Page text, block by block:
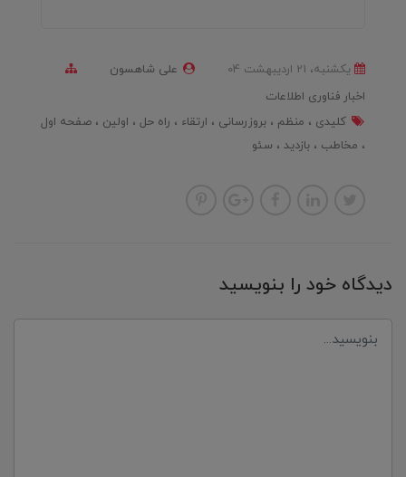
یکشنبه، 21 ارديبهشت 04
علی شاهسون
اخبار فناوری اطلاعات
کلیدی
منظم بروزرسانی ارتقاء راه حل اولین
صفحه اول
مخاطب
بازدید سئو
دیدگاه خود را بنویسید